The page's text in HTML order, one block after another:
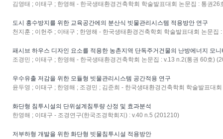
김영태 ; 이태구 ; 한영해 - 한국생태환경건축학회 학술발표대회 논문집 : 통권
도시 홍수방지를 위한 교육공간에의 분산식 빗물관리시스템 적용방안 연구
천지훈 ; 이헌주 ; 이태구 ; 한영해 - 한국생태환경건축학회 학술발표대회 논문집
패시브 하우스 디자인 요소를 적용한 농촌지역 단독주거건물의 난방에너지 모
조경민 ; 이태구 ; 한영해 - 한국생태환경건축학회 논문집 : v.13 n.2(통권 60호)
우수유출 저감을 위한 모듈형 빗물관리시스템 공간적용 연구
윤두영 ; 이태구 ; 한영해 ; 조경민 ; 김준희 - 한국생태환경건축학회 학술발표대
화단형 침투시설의 단위설계침투량 산정 및 효과분석
한영해 ; 이태구 - 조경연구(한국조경학회지) : v.40 n.5 (201210)
저부하형 개발을 위한 화단형 빗물침투시설 적용방안